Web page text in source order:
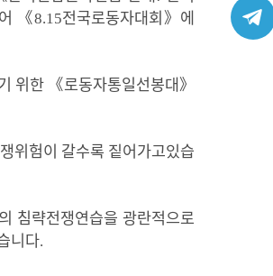
《8.15전국로동자대회》 에
위한《로동자통일선봉대 》
위험이 갈수록 짙어가고있습
침략전쟁연습을 광란적으로
니다.